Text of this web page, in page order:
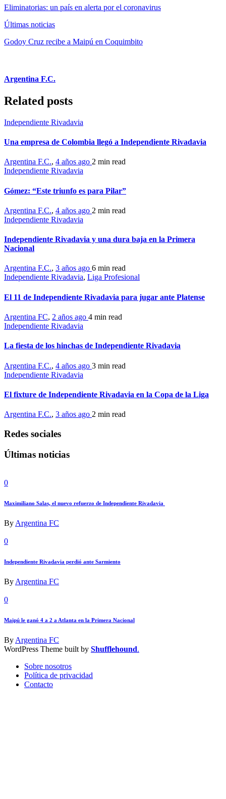
Eliminatorias: un país en alerta por el coronavirus
Últimas noticias
Godoy Cruz recibe a Maipú en Coquimbito
Argentina F.C.
Related posts
Independiente Rivadavia
Una empresa de Colombia llegó a Independiente Rivadavia
Argentina F.C., 4 años ago 2 min read
Independiente Rivadavia
Gómez: “Este triunfo es para Pilar”
Argentina F.C., 4 años ago 2 min read
Independiente Rivadavia
Independiente Rivadavia y una dura baja en la Primera
Nacional
Argentina F.C., 3 años ago 6 min read
Independiente Rivadavia, Liga Profesional
El 11 de Independiente Rivadavia para jugar ante Platense
Argentina FC, 2 años ago 4 min read
Independiente Rivadavia
La fiesta de los hinchas de Independiente Rivadavia
Argentina F.C., 4 años ago 3 min read
Independiente Rivadavia
El fixture de Independiente Rivadavia en la Copa de la Liga
Argentina F.C., 3 años ago 2 min read
Redes sociales
Últimas noticias
0
Maximiliano Salas, el nuevo refuerzo de Independiente Rivadavia
By Argentina FC
0
Independiente Rivadavia perdió ante Sarmiento
By Argentina FC
0
Maipú le ganó 4 a 2 a Atlanta en la Primera Nacional
By Argentina FC
WordPress Theme built by Shufflehound.
Sobre nosotros
Política de privacidad
Contacto